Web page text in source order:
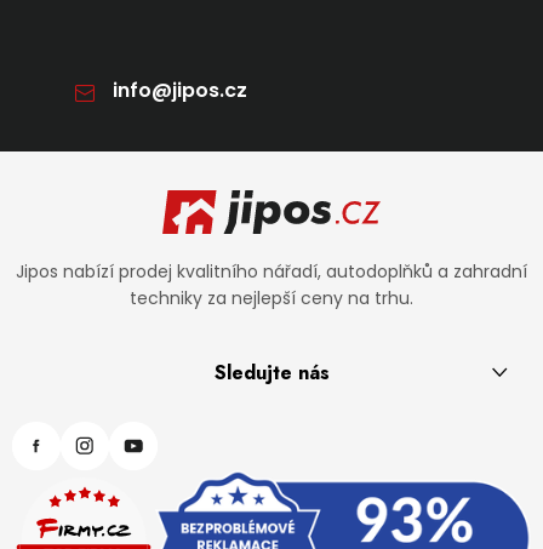
info@jipos.cz
Zápatí
Jipos nabízí prodej kvalitního nářadí, autodoplňků a zahradní
techniky za nejlepší ceny na trhu.
Sledujte nás